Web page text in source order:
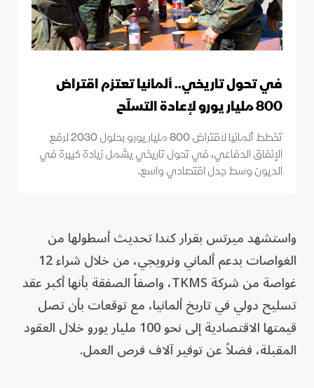
في تحول تاريخي.. ألمانيا تعتزم اقتراض
800 مليار يورو لإعادة التسلّح
تخطط ألمانيا لاقتراض 800 مليار يورو بحلول 2030 لرفع
الإنفاق الدفاعي، في تحول تاريخي يشمل زيادة كبيرة في
الديون وسط جدل اقتصادي واسع.
واستشهد ميرتس بقرار كندا تحديث أسطولها من
الغواصات بدعم ألماني ونرويجي، من خلال شراء 12
غواصة من شركة TKMS، واصفاً الصفقة بأنها أكبر عقد
تسليح دولي في تاريخ ألمانيا، مع توقعات بأن تصل
قيمتها الاقتصادية إلى نحو 100 مليار يورو خلال العقود
المقبلة، فضلاً عن توفير آلاف فرص العمل.